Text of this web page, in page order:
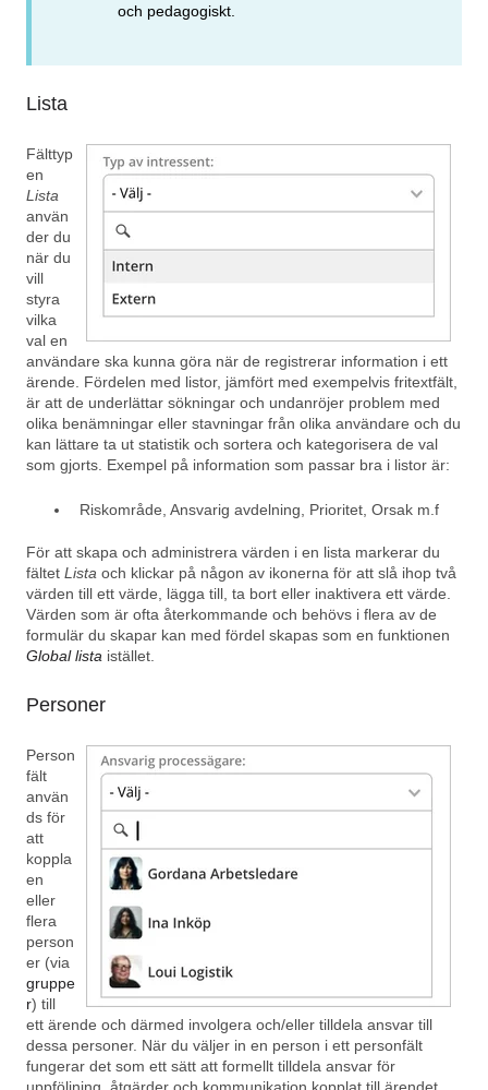
och pedagogiskt.
Lista
Fälttyp
en
Lista
använ
der du
när du
vill
styra
vilka
val en
användare ska kunna göra när de registrerar information i ett
ärende. Fördelen med listor, jämfört med exempelvis fritextfält,
är att de underlättar sökningar och undanröjer problem med
olika benämningar eller stavningar från olika användare och du
kan lättare ta ut statistik och sortera och kategorisera de val
som gjorts. Exempel på information som passar bra i listor är:
Riskområde, Ansvarig avdelning, Prioritet, Orsak m.f
För att skapa och administrera värden i en lista markerar du
fältet Lista och klickar på någon av ikonerna för att slå ihop två
värden till ett värde, lägga till, ta bort eller inaktivera ett värde.
Värden som är ofta återkommande och behövs i flera av de
formulär du skapar kan med fördel skapas som en funktionen
Global lista istället.
Personer
Person
fält
använ
ds för
att
koppla
en
eller
flera
person
er (via
gruppe
r) till
ett ärende och därmed involgera och/eller tilldela ansvar till
dessa personer. När du väljer in en person i ett personfält
fungerar det som ett sätt att formellt tilldela ansvar för
uppföljning, åtgärder och kommunikation kopplat till ärendet.